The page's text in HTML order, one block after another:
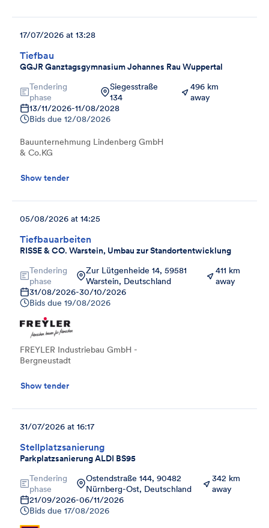
Tiefbau
GGJR Ganztagsgymnasium Johannes Rau Wuppertal
17/07/2026 at 13:28
Tendering
phase
Siegesstraße
134
496 km
away
13/11/2026-11/08/2028
Bids due 12/08/2026
Bauunternehmung Lindenberg GmbH
& Co.KG
Show tender
Tiefbauarbeiten
RISSE & CO. Warstein, Umbau zur Standortentwicklung
05/08/2026 at 14:25
Tendering
phase
Zur Lütgenheide 14, 59581
Warstein, Deutschland
411 km
away
31/08/2026-30/10/2026
Bids due 19/08/2026
FREYLER Industriebau GmbH -
Bergneustadt
Show tender
Stellplatzsanierung
Parkplatzsanierung ALDI BS95
31/07/2026 at 16:17
Tendering
phase
Ostendstraße 144, 90482
Nürnberg-Ost, Deutschland
342 km
away
21/09/2026-06/11/2026
Bids due 17/08/2026